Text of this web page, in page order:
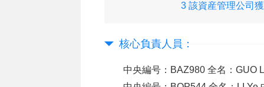
3 該資産管理公司
核心負責人員：
中央編号：BAZ980 全名：GUO